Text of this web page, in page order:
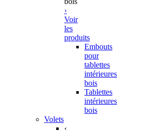
›
Voir
les
produits
Embouts
pour
tablettes
intérieures
bois
Tablettes
intérieures
bois
Volets
‹